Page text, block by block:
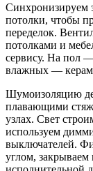
Синхронизируем
потолки, чтобы
переделок.
потолками и
сервису. На пол
влажных —
Шумоизоляцию
плавающими
узлах. Свет
используем
выключателей.
углом,